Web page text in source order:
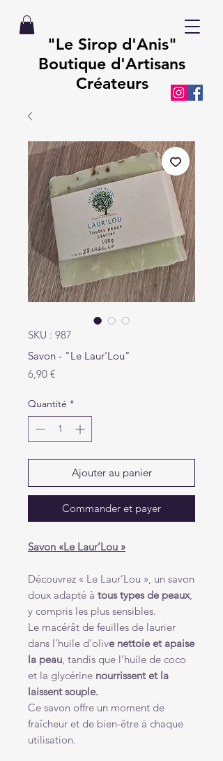
"Le Sirop d'Anis"
Boutique d'Artisans
Créateurs
SKU : 987
Savon - "Le Laur'Lou"
6,90 €Prix
Quantité *
Ajouter au panier
Commander et payer
Savon «Le Laur’Lou »
Découvrez « Le Laur’Lou », un savon
doux adapté à tous types de peaux,
y compris les plus sensibles.
Le macérât de feuilles de laurier
dans l’huile d’olive nettoie et apaise
la peau, tandis que l’huile de coco
et la glycérine nourrissent et la
laissent souple.
Ce savon offre un moment de
fraîcheur et de bien-être à chaque
utilisation.